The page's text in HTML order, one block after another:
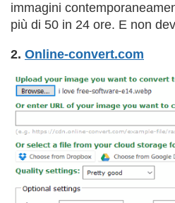
immagini
più di 50 in 24 ore. E non
2. Online-convert.com